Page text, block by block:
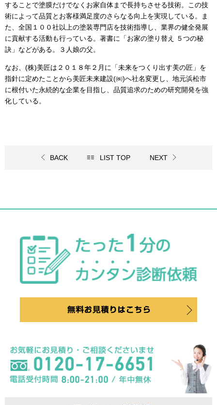
することで塗膜だけでなくお家自体まで長持ちさせる技術。この技
術によって品質とお客様満足度のさらなる向上を実現している。ま
た、全国１００社以上の塗装専門店を技術指導し、業界の健全発展
に貢献する活動も行っている。著書に「お家の塗り替え ５つの秘
訣」などがある。３人娘の父。
なお、 (株)美匠は２０１８年２月に「未来をつくり出す美の匠」を
指針に定めたことから美匠未来建設(㈱)へ社名変更し、地元浜松市
に根付いた永続的な企業を目指し、品質追求のための研究開発を強
化している。
BACK LIST TOP NEXT